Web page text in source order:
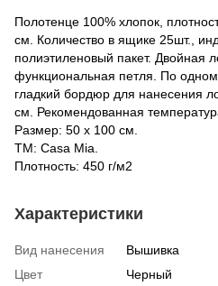
Полотенце 100% хлопок,
см. Количество в ящике 25шт.,
полиэтиленовый пакет. Двойная
функциональная петля. По
гладкий бордюр для нанесения
см. Рекомендованная
Размер: 50 х 100 см.
ТМ: Casa Mia.
Плотность: 450 г/м2
Характеристики
Вид нанесения
Вышивка
Цвет
Черный